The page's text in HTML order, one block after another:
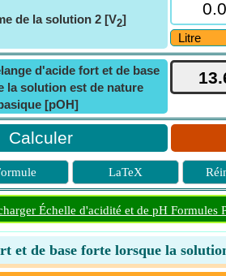
de la solution 2 [V2]
d'acide fort et de base
la solution est de nature
[pOH]
LaTeX
Échelle d'acidité et de pH Formules
et de base forte lorsque la